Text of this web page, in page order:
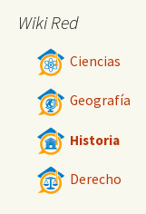
Wiki Red
Ciencias
Geografía
Historia
Derecho